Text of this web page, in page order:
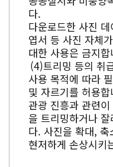
다.
다운로드한 사진
엽서 등 사진 자체
대한 사용은 금지합
트리밍 등의 취
사용 목적에 따라
및 자르기를 허용
관광 진흥과 관련
을 트리밍하거나
다. 사진을 확대,
현저하게 손상시키